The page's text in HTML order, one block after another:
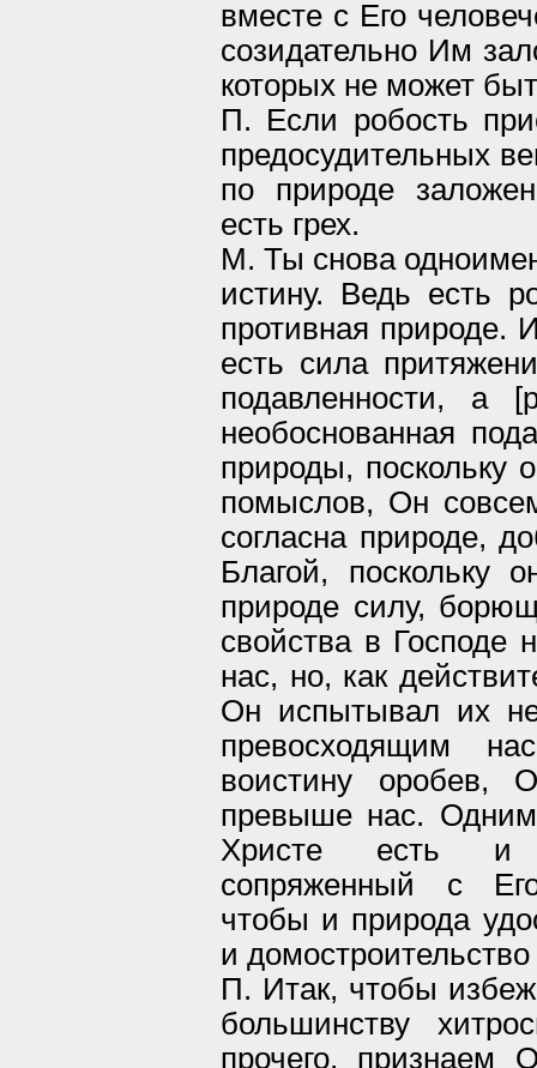
вместе с Его
созидательно Им
которых не может
П. Если робость
предосудительных
по природе
есть грех.
М. Ты снова
истину. Ведь есть
противная природе.
есть сила
подавленности, а
необоснованная
природы, поскольку
помыслов, Он
согласна природе,
Благой, поскольку
природе силу,
свойства в Господе
нас, но, как
Он испытывал их
превосходящим
воистину
превыше нас. Одним
Христе есть и
сопряженный с
чтобы и природа
и
П. Итак, чтобы
большинству
прочего, признаем